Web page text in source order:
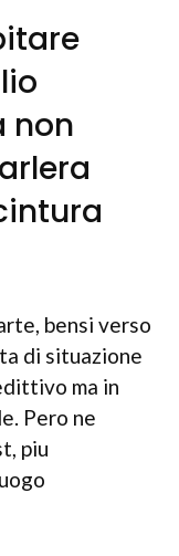
non
bensi verso
di situazione
ma in
Pero ne
piu